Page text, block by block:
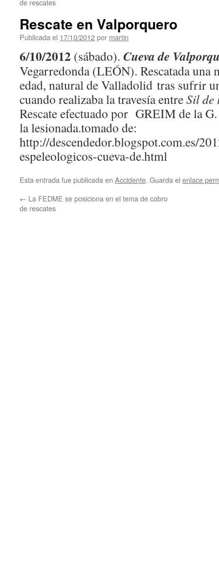
de rescates
Rescate en Valporquero
Publicada el 17/10/2012por martin
6/10/2012 (sábado). Cueva de
Vegarredonda (LEÓN). Rescatada una
edad, natural de Valladolid tras sufrir
cuando realizaba la travesía entreSil de
Rescate efectuado por GREIM de la
la lesionada.tomado de:
http://descendedor.blogspot.com.es/
espeleologicos-cueva-de.html
Esta entrada fue publicada en Accidente. Guarda el enlace
← La FEDME se posiciona en el tema de cobro
de rescates